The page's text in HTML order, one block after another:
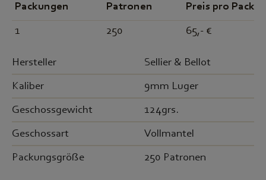
Packungen Patronen Preis pro
1 250 65,- €
Hersteller Sellier & Bellot
Kaliber 9mm Luger
Geschossgewicht 124grs.
Geschossart Vollmantel
Packungsgröße 250 Patronen